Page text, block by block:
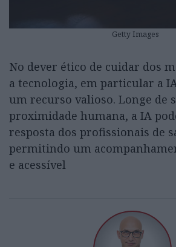
Getty Images
No dever ético de cuidar dos
a tecnologia, em particular a
um recurso valioso. Longe de
proximidade humana, a IA
resposta dos profissionais de
permitindo um
e acessível